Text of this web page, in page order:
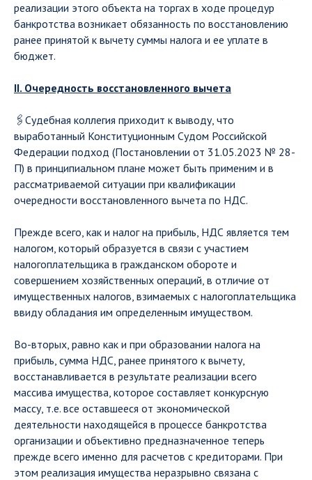
реализации этого объекта на торгах в ходе процедур
банкротства возникает обязанность по восстановлению
ранее принятой к вычету суммы налога и ее уплате в
бюджет.
II. Очередность восстановленного вычета
🖇Судебная коллегия приходит к выводу, что
выработанный Конституционным Судом Российской
Федерации подход (Постановлении от 31.05.2023 № 28-
П) в принципиальном плане может быть применим и в
рассматриваемой ситуации при квалификации
очередности восстановленного вычета по НДС.
Прежде всего, как и налог на прибыль, НДС является тем
налогом, который образуется в связи с участием
налогоплательщика в гражданском обороте и
совершением хозяйственных операций, в отличие от
имущественных налогов, взимаемых с налогоплательщика
ввиду обладания им определенным имуществом.
Во-вторых, равно как и при образовании налога на
прибыль, сумма НДС, ранее принятого к вычету,
восстанавливается в результате реализации всего
массива имущества, которое составляет конкурсную
массу, т.е. все оставшееся от экономической
деятельности находящейся в процессе банкротства
организации и объективно предназначенное теперь
прежде всего именно для расчетов с кредиторами. При
этом реализация имущества неразрывно связана с